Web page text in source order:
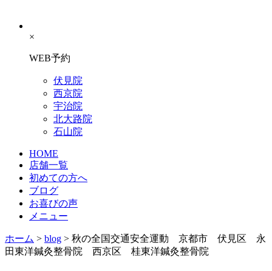
×
WEB予約
伏見院
西京院
宇治院
北大路院
石山院
HOME
店舗一覧
初めての方へ
ブログ
お喜びの声
メニュー
ホーム > blog > 秋の全国交通安全運動 京都市 伏見区 永
田東洋鍼灸整骨院 西京区 桂東洋鍼灸整骨院